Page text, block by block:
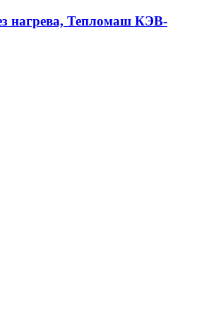
нагрева, Тепломаш КЭВ-